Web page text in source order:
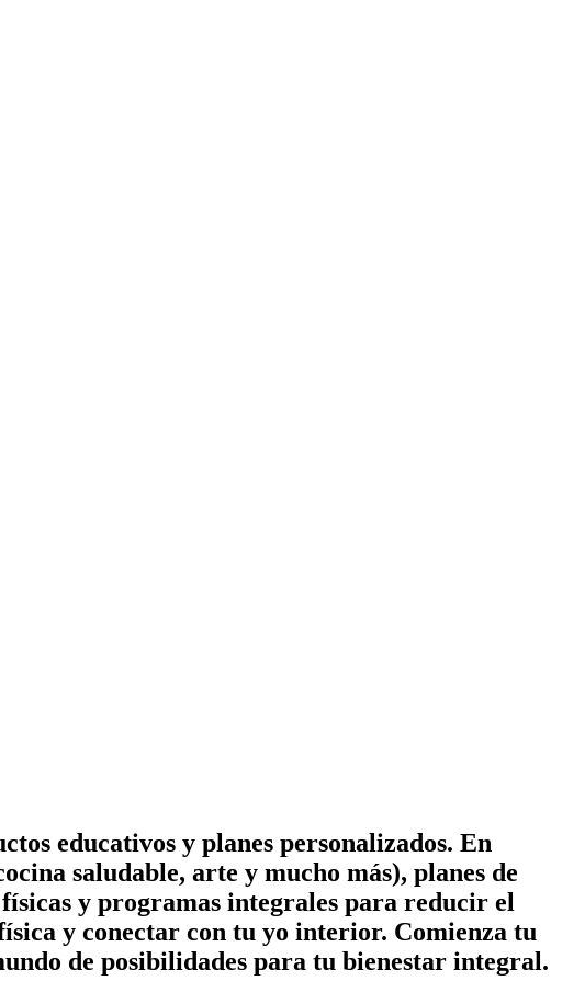
educativos y planes personalizados. En
saludable, arte y mucho más), planes de
y programas integrales para reducir el
y conectar con tu yo interior. Comienza tu
de posibilidades para tu bienestar integral.